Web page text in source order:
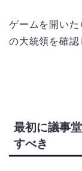
ゲームを開い
の大統領を確認
最初に議事
すべき